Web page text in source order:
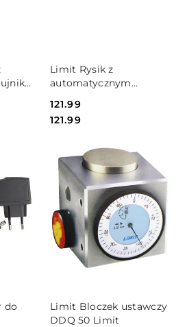
Limit Rysik z
automatycznym
Cena:
121.99
Cena:
121.99
DO KOSZYKA
do
Limit Bloczek ustawczy
DDQ 50 Limit
DO KOSZYKA